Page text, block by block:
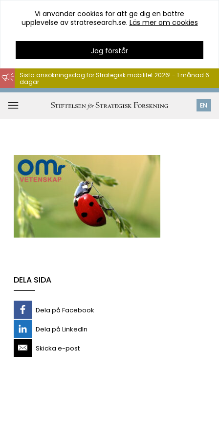
Hoppa
till
innehåll
Vi använder cookies för att ge dig en bättre
upplevelse av stratresearch.se. Läs mer om cookies
Jag förstår
EN
Sista ansökningsdag för Strategisk mobilitet 2026! - 1 månad 6
dagar
DELA SIDA
Dela på Facebook
Dela på LinkedIn
Skicka e-post